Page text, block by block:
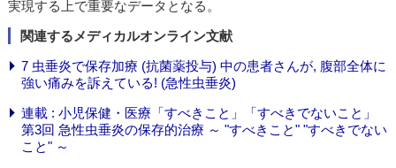
実現する上で重要なデータとなる。
関連するメディカルオンライン文献
7 虫垂炎で保存加療 (抗菌薬投与) 中の患者さんが, 腹部全体に
強い痛みを訴えている! (急性虫垂炎)
連載 : 小児保健・医療「すべきこと」「すべきでないこと」
第3回 急性虫垂炎の保存的治療 ～ "すべきこと" "すべきでない
こと" ～